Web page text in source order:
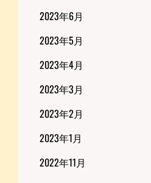
2023年6月
2023年5月
2023年4月
2023年3月
2023年2月
2023年1月
2022年11月